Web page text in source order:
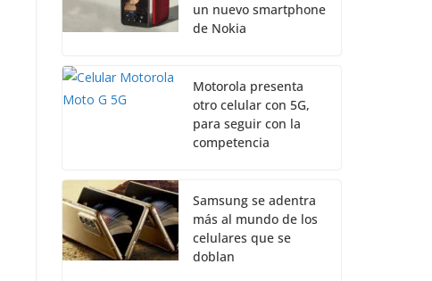
un nuevo smartphone
de Nokia
Motorola presenta
otro celular con 5G,
para seguir con la
competencia
Samsung se adentra
más al mundo de los
celulares que se
doblan